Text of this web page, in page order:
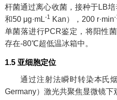
杆菌通过离心收菌，接种于LB
和50 μg·mL-1 Kan），200 r·min-
单菌落进行PCR鉴定，将阳性
存在-80℃超低温冰箱中。
1.5 亚细胞定位
通过注射法瞬时转染本氏
Germany）激光共聚焦显微镜下